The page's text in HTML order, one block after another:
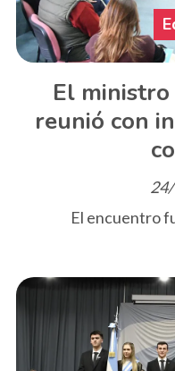
El ministro
reunió con
El encuentro